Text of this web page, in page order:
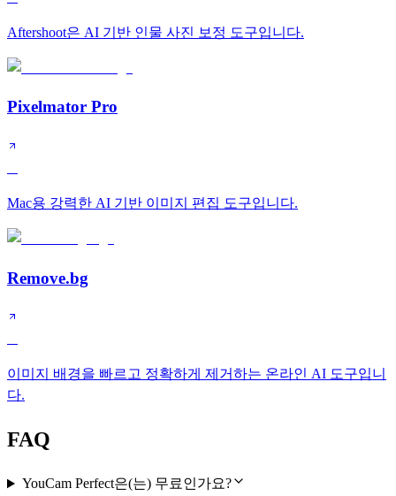
Aftershoot은 AI 기반 인물 사진 보정 도구입니다.
Pixelmator Pro
Mac용 강력한 AI 기반 이미지 편집 도구입니다.
Remove.bg
이미지 배경을 빠르고 정확하게 제거하는 온라인 AI 도구입니
다.
FAQ
YouCam Perfect은(는) 무료인가요?